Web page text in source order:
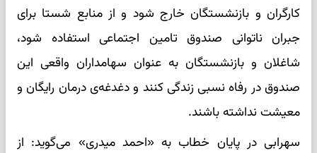
کارگران و بازنشستگان خارج شود و از منابع شستا برای
جبران ناتوانی صندوق تامین اجتماعی استفاده شود،
شاغلان و بازنشستگان به عنوان سهامداران واقعی این
صندوق در رفاه نسبی زندگی کنند و دغدغه‌ی درمان رایگان و
معیشت نداشته باشند.
سهرابی در پایان خطاب به «احمد میدری» می‌گوید: از